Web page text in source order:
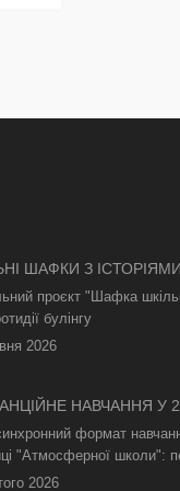
ШАФКИ З
проєкт "Шафка
булінгу
2026
НАВЧАННЯ У
ЯК
ПРОЦЕС
формат
"Атмосферної школи":
2026